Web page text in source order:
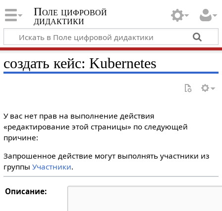
Поле цифровой
дидактики
создать кейс: Kubernetes
У вас нет прав на выполнение действия
«редактирование этой страницы» по следующей
причине:
Запрошенное действие могут выполнять участники из
группы Участники.
Описание: